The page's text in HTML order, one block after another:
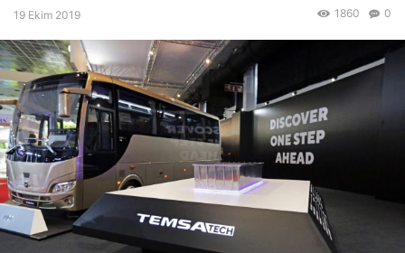
19 Ekim 2019 0
1860